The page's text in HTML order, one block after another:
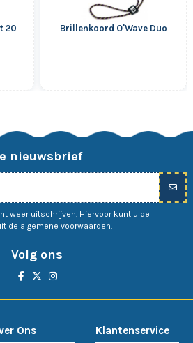
20
Brillenkoord O'Wave Duo
nieuwsbrief
weer uitschrijven. Hiervoor kunt u de
de algemene voorwaarden.
Volg ons
Ons Klantenservice